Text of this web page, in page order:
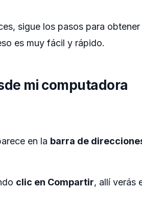
sigue los pasos para
es muy fácil y rápido.
mi computadora
en la barra de
clic en Compartir, allí verás